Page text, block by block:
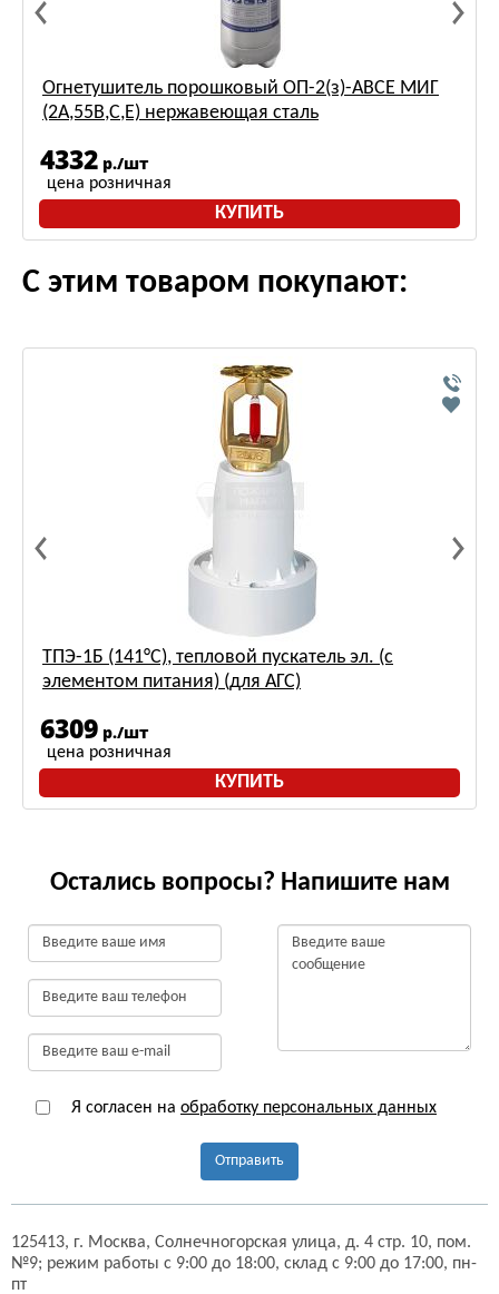
Огнетушитель порошковый ОП-2(з)-АВСЕ МИГ
(2А,55В,С,Е) нержавеющая сталь
4332 р./шт
цена розничная
КУПИТЬ
С этим товаром покупают:
ТПЭ-1Б (141°С), тепловой пускатель эл. (с
элементом питания) (для АГС)
6309 р./шт
цена розничная
КУПИТЬ
Остались вопросы? Напишите нам
Я согласен на обработку персональных данных
Отправить
125413, г. Москва, Солнечногорская улица, д. 4 стр. 10, пом.
№9; режим работы с 9:00 до 18:00, склад с 9:00 до 17:00, пн-
пт